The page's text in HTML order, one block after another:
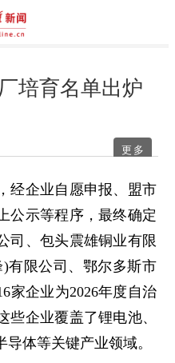
培育名单出炉
更多
企业自愿申报、盟市
公示等程序，最终确定
司、包头震雄铜业有限
有限公司、鄂尔多斯市
家企业为2026年度自治
些企业覆盖了锂电池、
体等关键产业领域。